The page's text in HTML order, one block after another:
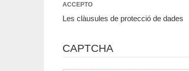
ACCEPTO
Les clàusules de protecció de dades
CAPTCHA